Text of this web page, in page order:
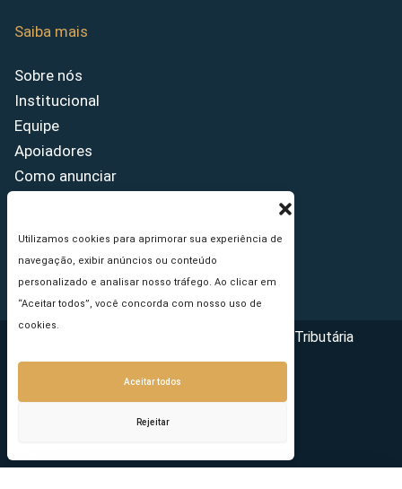
Utilizamos cookies para aprimorar sua experiência de
navegação, exibir anúncios ou conteúdo
personalizado e analisar nosso tráfego. Ao clicar em
“Aceitar todos”, você concorda com nosso uso de
cookies.
Aceitar todos
Rejeitar
Saiba mais
Sobre nós
Institucional
Equipe
Apoiadores
Como anunciar
Princípios Editoriais
Copyright © 2026 - Portal da Reforma Tributária